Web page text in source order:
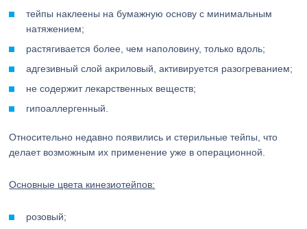
тейпы наклеены на бумажную основу с минимальным
натяжением;
растягивается более, чем наполовину, только вдоль;
адгезивный слой акриловый, активируется разогреванием;
не содержит лекарственных веществ;
гипоаллергенный.
Относительно недавно появились и стерильные тейпы, что
делает возможным их применение уже в операционной.
Основные цвета кинезиотейпов:
розовый;